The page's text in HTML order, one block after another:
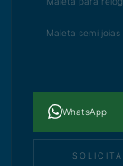
Maleta semi joias
WhatsApp